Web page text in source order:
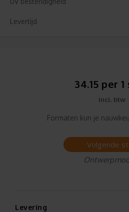
Levertijd
34.15 per
incl. btw
Formaten kun je
Volgende
Levering